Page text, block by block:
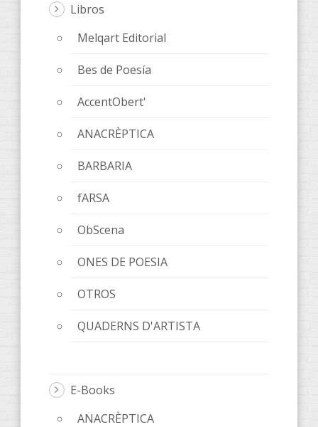
Libros
Melqart Editorial
Bes de Poesía
AccentObert'
ANACRÈPTICA
BARBARIA
fARSA
ObScena
ONES DE POESIA
OTROS
QUADERNS D'ARTISTA
E-Books
ANACRÈPTICA